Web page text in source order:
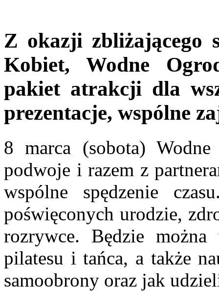
Z okazji zbliżającego
Kobiet, Wodne
pakiet atrakcji dla
prezentacje, wspólne
8 marca (sobota)
podwoje i razem z
wspólne spędzenie
poświęconych urodzie,
rozrywce. Będzie
pilatesu i tańca, a także
samoobrony oraz jak